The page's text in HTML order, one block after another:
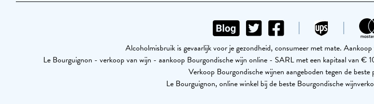
Alcoholmisbruik is gevaarlijk voor je gezondheid, consumeer met mate.
Le Bourguignon - verkoop van wijn - aankoop Bourgondische wijn online - SARL met een kapitaal
Verkoop Bourgondische wijnen aangeboden tegen de
Le Bourguignon, online winkel bij de beste Bourgondische